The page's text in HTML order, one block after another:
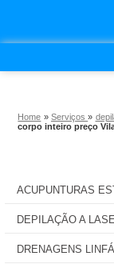
Home » Serviços»
corpo inteiro preço
ACUPUNTURAS
DEPILAÇÃO A
DRENAGENS